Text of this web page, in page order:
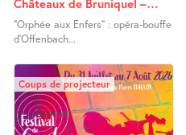
Orphée aux Enfers
"Orphée aux Enfers" : opéra-bouffe
d’Offenbach...
Coups de projecteur